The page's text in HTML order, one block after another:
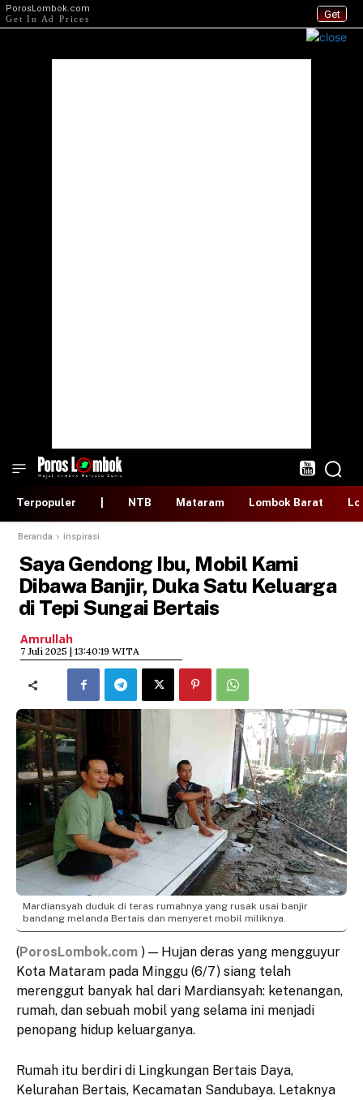
Get
PorosLombok.com
Get In Ad Prices
Terpopuler NTB Mataram Lombok Barat
Beranda inspirasi
Saya Gendong Ibu, Mobil Kami
Dibawa Banjir, Duka Satu Keluarga
di Tepi Sungai Bertais
Amrullah
​7 Juli 2025 | 13:40:19 WITA
Mardiansyah duduk di teras rumahnya yang rusak usai banjir
bandang melanda Bertais dan menyeret mobil miliknya.
(PorosLombok.com ) — Hujan deras yang mengguyur
Kota Mataram pada Minggu (6/7) siang telah
merenggut banyak hal dari Mardiansyah: ketenangan,
rumah, dan sebuah mobil yang selama ini menjadi
penopang hidup keluarganya.
Rumah itu berdiri di Lingkungan Bertais Daya,
Kelurahan Bertais, Kecamatan Sandubaya. Letaknya